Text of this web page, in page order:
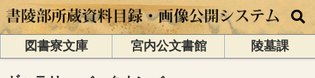
図書寮文庫 宮内公文書館 陵墓課